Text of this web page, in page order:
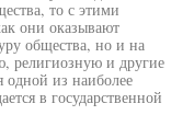
то с этими
они оказывают
общества, но и на
религиозную и другие
одной из наиболее
в государственной